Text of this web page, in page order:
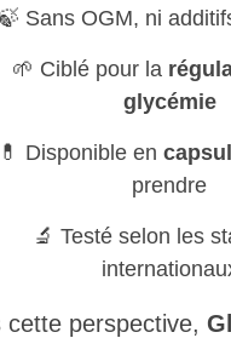
🍃 Sans OGM, ni
🌱 Ciblé pour la
glycémie
💊 Disponible en
prendre
🔬 Testé selon les
cette perspective,